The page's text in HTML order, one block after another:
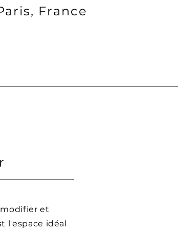
France
et
l'espace idéal